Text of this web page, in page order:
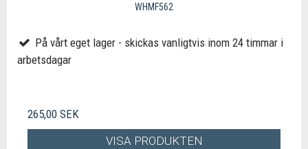
WHMF562
På vårt eget lager - skickas vanligtvis inom 24 timmar i
arbetsdagar
265,00 SEK
VISA PRODUKTEN